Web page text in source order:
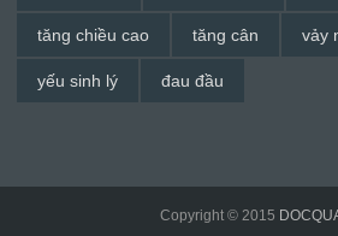
tăng chiều cao tăng cân vảy
yếu sinh lý đau đầu
Copyright © 2015